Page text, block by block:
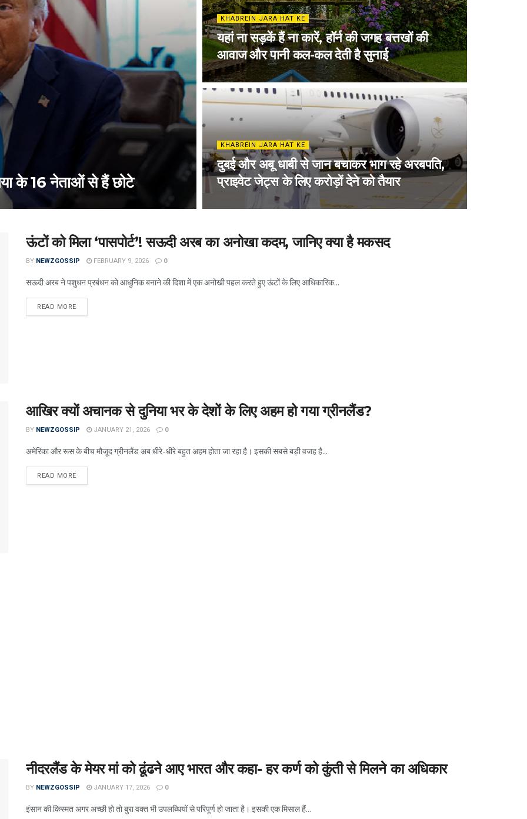
के 16 नेताओं से हैं छोटे
KHABREIN JARA HAT KE
यहां ना सड़कें हैं ना कारें, हॉर्न की जगह बत्तखों की
आवाज और पानी कल-कल देती है सुनाई
KHABREIN JARA HAT KE
दुबई और अबू धाबी से जान बचाकर भाग रहे अरबपति,
प्राइवेट जेट्स के लिए करोड़ों देने को तैयार
ऊंटों को मिला ‘पासपोर्ट’! सऊदी अरब का अनोखा कदम, जानिए क्या है मकसद
BY NEWZGOSSIP FEBRUARY 9, 2026 0
सऊदी अरब ने पशुधन प्रबंधन को आधुनिक बनाने की दिशा में एक अनोखी पहल करते हुए ऊंटों के लिए आधिकारिक...
READ MORE
आखिर क्यों अचानक से दुनिया भर के देशों के लिए अहम हो गया ग्रीनलैंड?
BY NEWZGOSSIP JANUARY 21, 2026 0
अमेरिका और रूस के बीच मौजूद ग्रीनलैंड अब धीरे-धीरे बहुत अहम होता जा रहा है। इसकी सबसे बड़ी वजह है...
READ MORE
नीदरलैंड के मेयर मां को ढूंढने आए भारत और कहा- हर कर्ण को कुंती से मिलने का अधिकार
BY NEWZGOSSIP JANUARY 17, 2026 0
इंसान की किस्मत अगर अच्छी हो तो बुरा वक्त भी उपलब्धियों से परिपूर्ण हो जाता है। इसकी एक मिसाल हैं...